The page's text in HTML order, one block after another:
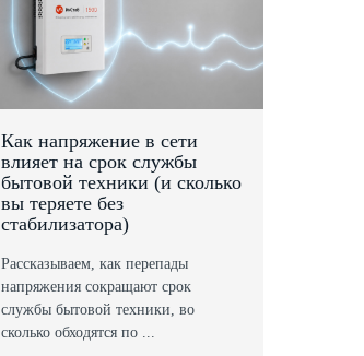
Как напряжение в сети
влияет на срок службы
бытовой техники (и сколько
вы теряете без
стабилизатора)
Рассказываем, как перепады
напряжения сокращают срок
службы бытовой техники, во
сколько обходятся по ...